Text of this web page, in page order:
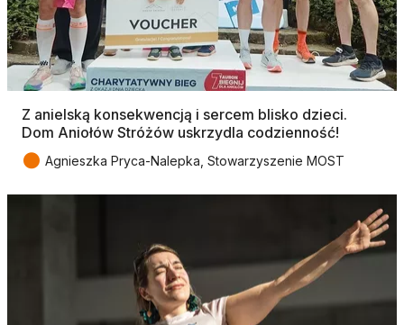
Z anielską konsekwencją i sercem blisko dzieci.
Dom Aniołów Stróżów uskrzydla codzienność!
● Agnieszka Pryca-Nalepka, Stowarzyszenie MOST